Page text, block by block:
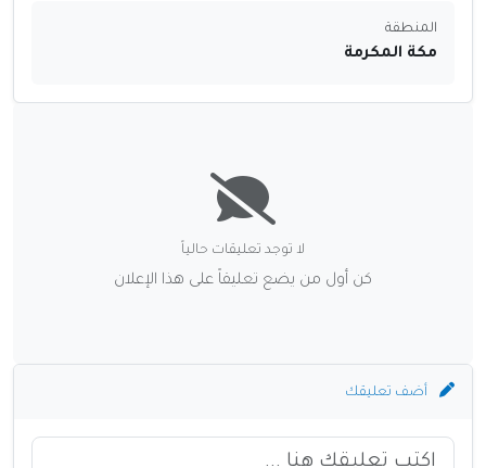
المنطقة
مكة المكرمة
لا توجد تعليقات حالياً
كن أول من يضع تعليقاً على هذا الإعلان
أضف تعليقك